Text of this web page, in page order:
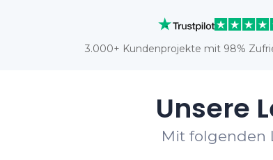
3.000+ Kundenprojekte mit 98%
Unsere
Mit folgenden